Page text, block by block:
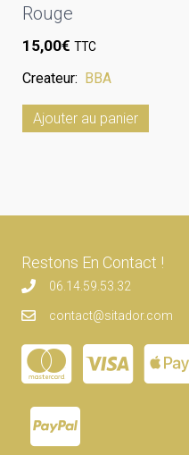
Rouge
15,00€ TTC
Createur: BBA
Ajouter au panier
Restons En Contact !
06.14.59.53.32
contact@sitador.com